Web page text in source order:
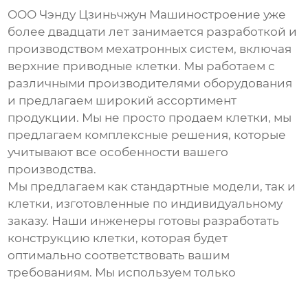
ООО Чэнду Цзиньчжун Машиностроение уже
более двадцати лет занимается разработкой и
производством мехатронных систем, включая
верхние приводные клетки. Мы работаем с
различными производителями оборудования
и предлагаем широкий ассортимент
продукции. Мы не просто продаем клетки, мы
предлагаем комплексные решения, которые
учитывают все особенности вашего
производства.
Мы предлагаем как стандартные модели, так и
клетки, изготовленные по индивидуальному
заказу. Наши инженеры готовы разработать
конструкцию клетки, которая будет
оптимально соответствовать вашим
требованиям. Мы используем только